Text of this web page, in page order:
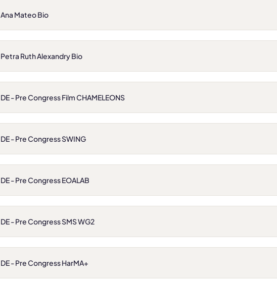
Ana Mateo Bio
Petra Ruth Alexandry Bio
DE - Pre Congress Film CHAMELEONS
DE - Pre Congress SWING
DE - Pre Congress EOALAB
DE - Pre Congress SMS WG2
DE - Pre Congress HarMA+